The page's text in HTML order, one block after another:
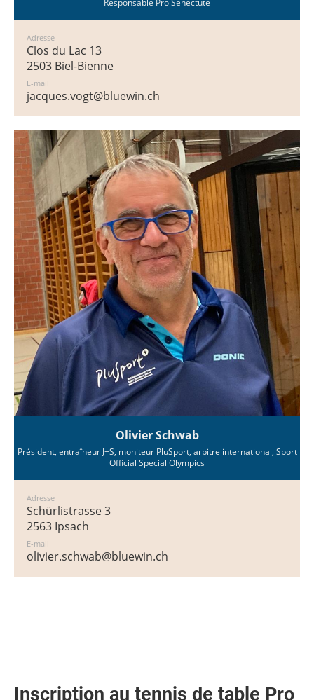
Responsable Pro Senectute
Adresse
Clos du Lac 13
2503 Biel-Bienne
E-mail
jacques.vogt@bluewin.ch
Olivier Schwab
Président, entraîneur J+S, moniteur PluSport, arbitre international, Sport
Official Special Olympics
Adresse
Schürlistrasse 3
2563 Ipsach
E-mail
olivier.schwab@bluewin.ch
Inscription au tennis de table Pro